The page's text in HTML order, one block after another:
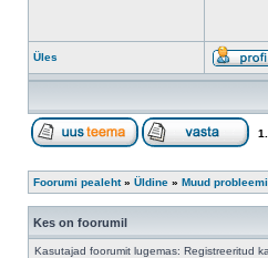
Üles
1
Foorumi pealeht» Üldine » Muud
Kes on foorumil
Kasutajad foorumit lugemas: Registreeritud